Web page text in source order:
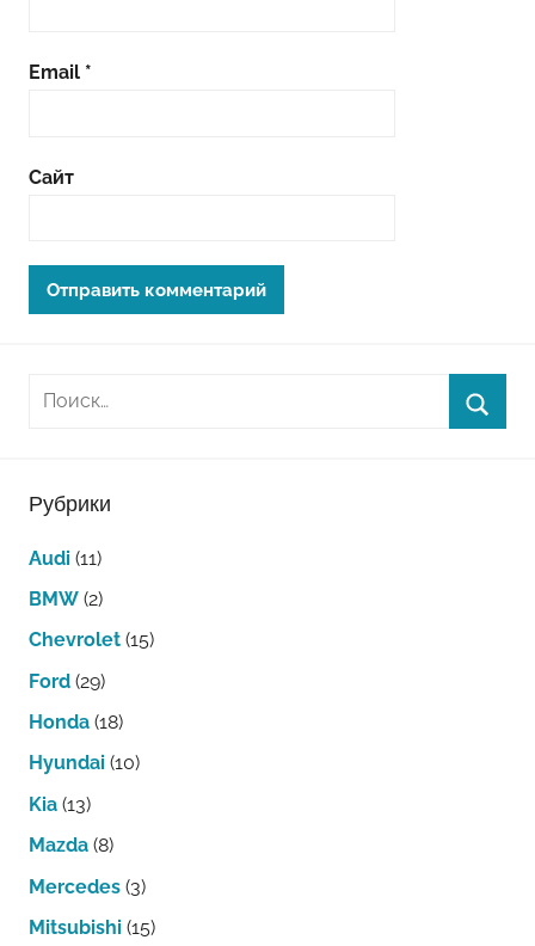
Email *
Сайт
Рубрики
Audi (11)
BMW (2)
Chevrolet (15)
Ford (29)
Honda (18)
Hyundai (10)
Kia (13)
Mazda (8)
Mercedes (3)
Mitsubishi (15)